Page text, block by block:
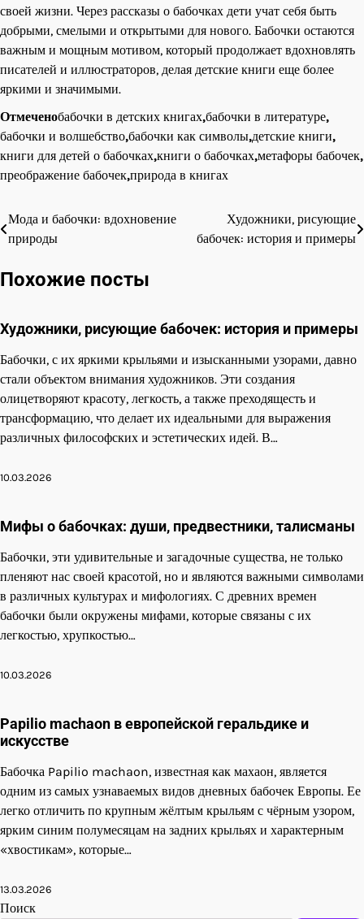
своей жизни. Через рассказы о бабочках дети учат себя быть
добрыми, смелыми и открытыми для нового. Бабочки остаются
важным и мощным мотивом, который продолжает вдохновлять
писателей и иллюстраторов, делая детские книги еще более
яркими и значимыми.
Отмеченобабочки в детских книгах,бабочки в литературе,
бабочки и волшебство,бабочки как символы,детские книги,
книги для детей о бабочках,книги о бабочках,метафоры бабочек,
преображение бабочек,природа в книгах
Навигация
по
записям
Мода и бабочки: вдохновение
природы
Художники, рисующие
бабочек: история и примеры
Похожие посты
Художники, рисующие бабочек: история и примеры
Бабочки, с их яркими крыльями и изысканными узорами, давно
стали объектом внимания художников. Эти создания
олицетворяют красоту, легкость, а также преходящесть и
трансформацию, что делает их идеальными для выражения
различных философских и эстетических идей. В…
10.03.2026
Мифы о бабочках: души, предвестники, талисманы
Бабочки, эти удивительные и загадочные существа, не только
пленяют нас своей красотой, но и являются важными символами
в различных культурах и мифологиях. С древних времен
бабочки были окружены мифами, которые связаны с их
легкостью, хрупкостью…
10.03.2026
Papilio machaon в европейской геральдике и
искусстве
Бабочка Papilio machaon, известная как махаон, является
одним из самых узнаваемых видов дневных бабочек Европы. Ее
легко отличить по крупным жёлтым крыльям с чёрным узором,
ярким синим полумесяцам на задних крыльях и характерным
«хвостикам», которые…
13.03.2026
Поиск